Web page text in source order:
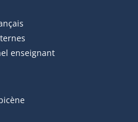
hyperlien externe s'ouvrira
enseignant